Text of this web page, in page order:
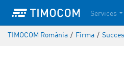
Services
TIMOCOM România / Firma /